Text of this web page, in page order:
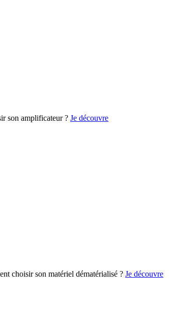
son amplificateur ? Je découvre
choisir son matériel dématérialisé ? Je découvre